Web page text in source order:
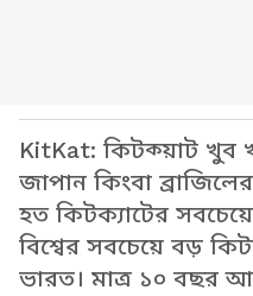
KitKat: কিটক্য়াট খুব
জাপান কিংবা
হত কিটক্যাটের
বিশ্বের সবচেয়ে বড়
ভারত। মাত্র ১০ বছর